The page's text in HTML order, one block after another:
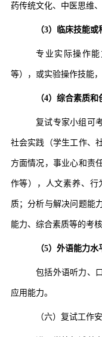
药传统文化、中医思维
（3）临床技能
专业实际操作
等），或实验操作技能
（4）综合素质
复试专家小组可
社会实践（学生工作、
方面情况，事业心和责
作等），人文素养、行
质；分析与解决问题能
能力、综合素质等的考
（5）外语能力水
包括外语听力、
应用能力。
（六）复试工作